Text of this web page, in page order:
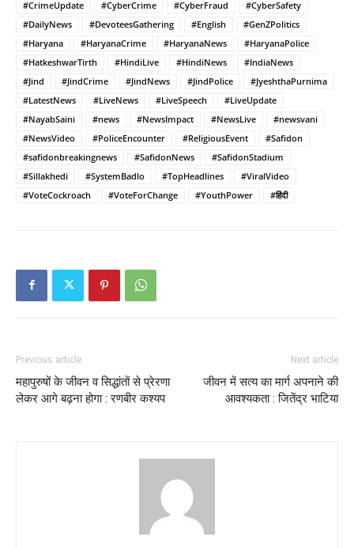
#CrimeUpdate
#CyberCrime #CyberFraud
#CyberSafety
#DailyNews
#DevoteesGathering #English
#GenZPolitics
#Haryana
#HaryanaCrime #HaryanaNews
#HaryanaPolice
#HatkeshwarTirth
#HindiLive #HindiNews
#IndiaNews
#Jind
#JindCrime #JindNews #JindPolice
#JyeshthaPurnima
#LatestNews
#LiveNews #LiveSpeech
#LiveUpdate
#NayabSaini
#news #NewsImpact #NewsLive
#newsvani
#NewsVideo
#PoliceEncounter #ReligiousEvent
#Safidon
#safidonbreakingnews
#SafidonNews
#SafidonStadium
#Sillakhedi
#SystemBadlo #TopHeadlines
#ViralVideo
#VoteCockroach
#VoteForChange #YouthPower #हिंदी
Previous article
महापुरुषों के जीवन व सिद्धांतों से प्रेरणा
लेकर आगे बढ़ना होगा : रणबीर कश्यप
Next article
जीवन में सत्य का मार्ग अपनाने की
आवश्यकता : जितेंद्र भाटिया